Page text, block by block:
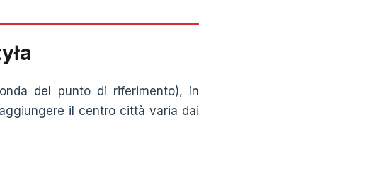
del punto di riferimento), in
il centro città varia dai